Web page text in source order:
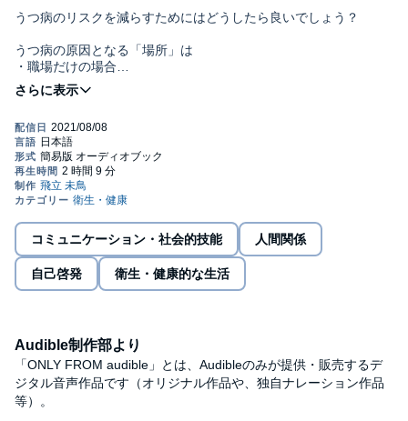
うつ病のリスクを減らすためにはどうしたら良いでしょう？
うつ病の原因となる「場所」は
・職場だけの場合
・職場と家庭の場合
・家庭だけの場合
職場のストレスはなかなか減らすことができません。
しかし家庭でのストレスは配慮次第で減らすことが可能です。
で癒される場所にすることができれば、家族をうつ病で苦しませ
る可能性を減らすことができます。
あなたとご家族が、いつまでも楽しく笑顔で暮らしていくことが
できますように。
目次
オープニング
第１章 家族をうつ病で苦しませないために必要な要素
第２章 家とはどのような場所か
コミュニケーション・社会的技能 人間関係
自己啓発 衛生・健康的な生活
Audible制作部より
「ONLY FROM audible」とは、Audibleのみが提供・販売するデ
ジタル音声作品です（オリジナル作品や、独自ナレーション作品
等）。